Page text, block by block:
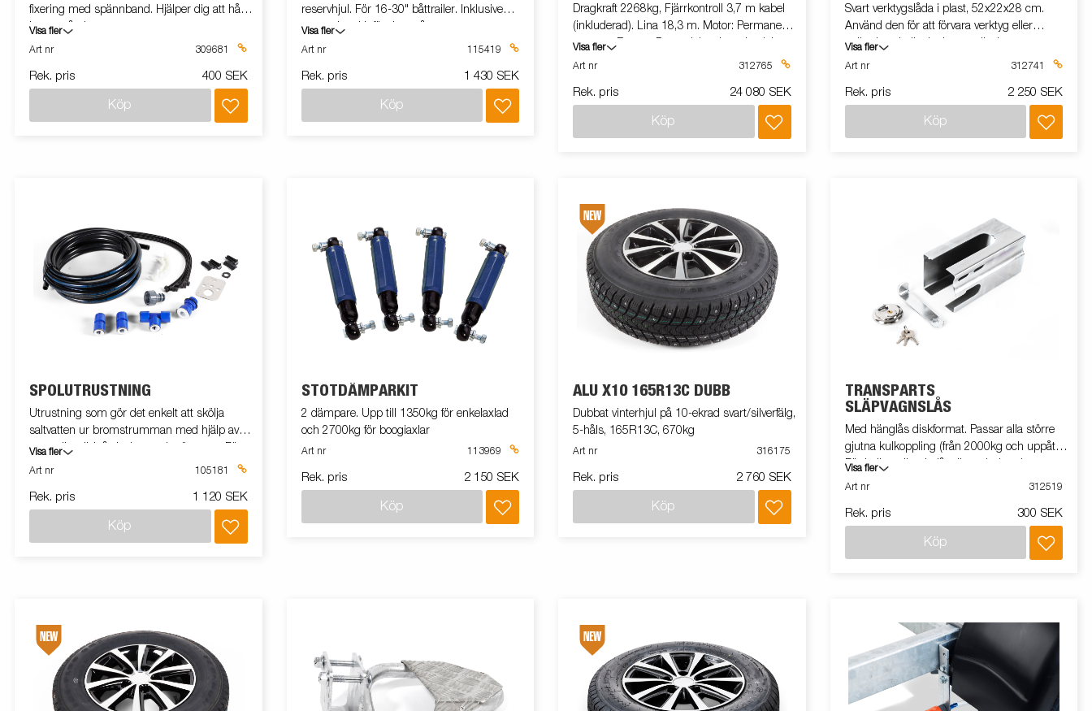
fixering med spännband. Hjälper dig att hålla
lasten på plats.
Visa fler
Art nr
309681
Rek. pris 400 SEK
Köp
reservhjul. För 16-30" båttrailer. Inklusive
monteringskit för dragstång.
Visa fler
Art nr
115419
Rek. pris 1 430 SEK
Köp
Dragkraft 2268kg, Fjärrkontroll 3,7 m kabel
(inkluderad). Lina 18,3 m. Motor: Permanent
magnet. Broms: Dynamisk och mekanisk.
Volt: 12 volt DC. Koppling (frikoppling): Via
stegs planetväxel. Linledare: Hawse.
Batteripaket (batteri 106583, låda m. konsol
Visa fler
Art nr
312765
Rek. pris 24 080 SEK
Köp
Svart verktygslåda i plast, 52x22x28 cm.
Använd den för att förvara verktyg eller
spännband när det inte används.
Verktygslådan är utrustad med ett lås inkl.
monteringssats. Båt/Snö/universal modell
Visa fler
Art nr
312741
Rek. pris 2 250 SEK
Köp
SPOLUTRUSTNING
Utrustning som gör det enkelt att skölja
saltvatten ur bromstrumman med hjälp av
en vanlig trädgårdsslang och sötvatten. För
en axel och bromstrumma 200x50.
Visa fler
Art nr
105181
Rek. pris 1 120 SEK
Köp
STÖTDÄMPARKIT
2 dämpare. Upp till 1350kg för enkelaxlad
och 2700kg för boogiaxlar
Art nr 113969
Rek. pris 2 150 SEK
Köp
ALU X10 165R13C DUBB
Dubbat vinterhjul på 10-ekrad svart/silverfälg,
5-håls, 165R13C, 670kg
Art nr 316175
Rek. pris 2 760 SEK
Köp
TRANSPARTS
SLÄPVAGNSLÅS
Med hänglås diskformat. Passar alla större
gjutna kulkoppling (från 2000kg och uppåt).
För kulkoppling i plåt eller mindre gjutna
använd 313945
Visa fler
Art nr
312519
Rek. pris 300 SEK
Köp